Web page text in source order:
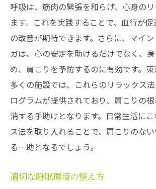
呼吸は、筋肉の緊張を和らげ、心身の
ます。これを実践することで、血行が
の改善が期待できます。さらに、マイ
ガは、心の安定を助けるだけでなく、
め、肩こりを予防するのに有効です。
多くの施設では、これらのリラックス
ログラムが提供されており、肩こりの
消する手助けとなります。日常生活に
ス法を取り入れることで、肩こりのな
る一助となるでしょう。
適切な睡眠環境の整え方